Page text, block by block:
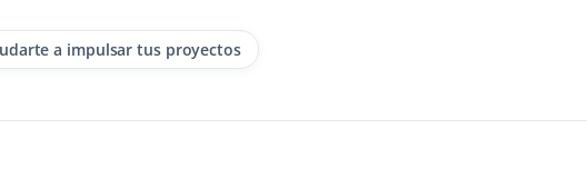
a impulsar tus proyectos